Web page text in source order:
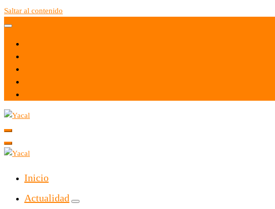
Saltar al contenido
Yacal micro hosting
Inicio
Actualidad